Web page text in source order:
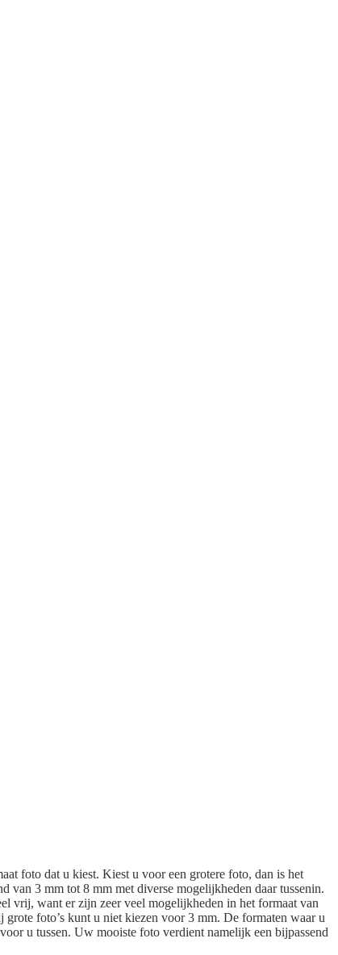
foto dat u kiest. Kiest u voor een grotere foto, dan is het
van 3 mm tot 8 mm met diverse mogelijkheden daar tussenin.
vrij, want er zijn zeer veel mogelijkheden in het formaat van
foto’s kunt u niet kiezen voor 3 mm. De formaten waar u
u tussen. Uw mooiste foto verdient namelijk een bijpassend